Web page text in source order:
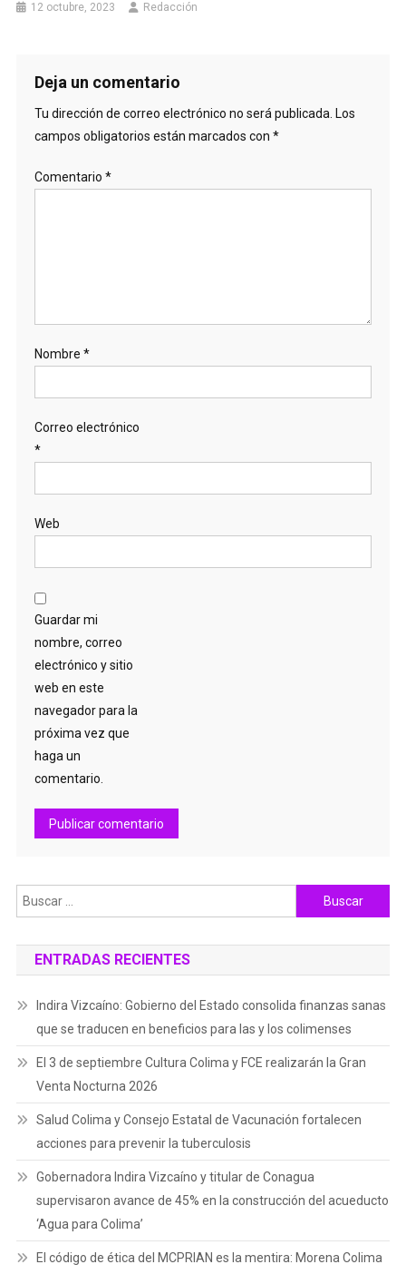
12 octubre, 2023 Redacción
Deja un comentario
Tu dirección de correo electrónico no será publicada. Los
campos obligatorios están marcados con *
Comentario *
Nombre *
Correo electrónico
*
Web
Guardar mi
nombre, correo
electrónico y sitio
web en este
navegador para la
próxima vez que
haga un
comentario.
Buscar:
ENTRADAS RECIENTES
Indira Vizcaíno: Gobierno del Estado consolida finanzas sanas
que se traducen en beneficios para las y los colimenses
El 3 de septiembre Cultura Colima y FCE realizarán la Gran
Venta Nocturna 2026
Salud Colima y Consejo Estatal de Vacunación fortalecen
acciones para prevenir la tuberculosis
Gobernadora Indira Vizcaíno y titular de Conagua
supervisaron avance de 45% en la construcción del acueducto
‘Agua para Colima’
El código de ética del MCPRIAN es la mentira: Morena Colima